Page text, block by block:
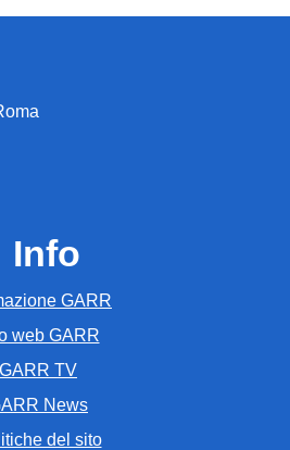
Info
GARR
web GARR
GARR TV
News
del sito